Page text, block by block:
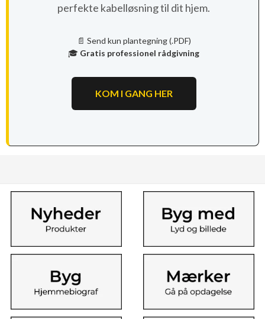
perfekte kabelløsning til dit hjem.
📄 Send kun plantegning (.PDF)
🎓 Gratis professionel rådgivning
KOM I GANG HER